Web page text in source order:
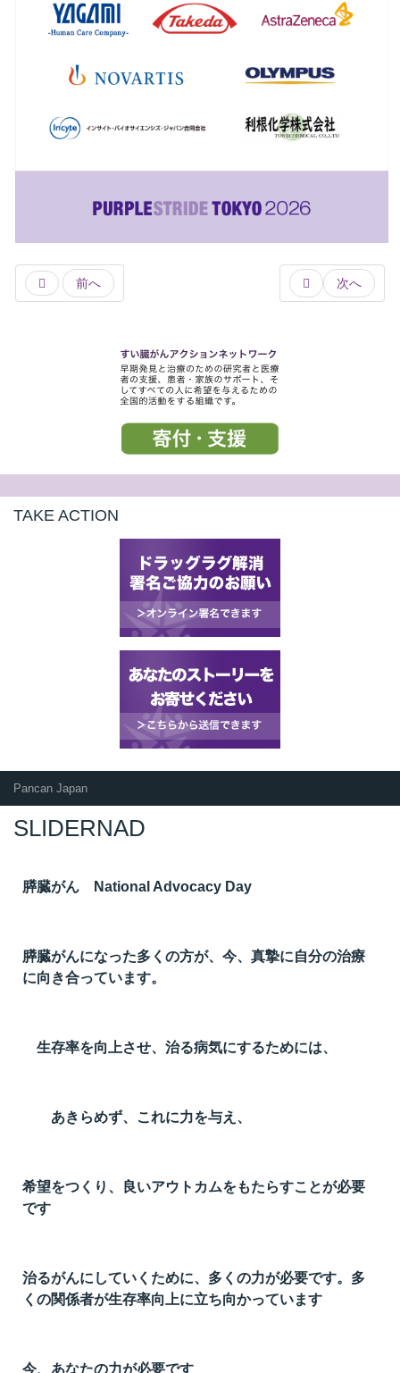
前へ 次へ
TAKE ACTION
Pancan Japan
SLIDERNAD
膵臓がん National Advocacy Day
膵臓がんになった多くの方が、今、真摯に自分の治療
に向き合っています。
生存率を向上させ、治る病気にするためには、
あきらめず、これに力を与え、
希望をつくり、良いアウトカムをもたらすことが必要
です
治るがんにしていくために、多くの力が必要です。多
くの関係者が生存率向上に立ち向かっています
今、あなたの力が必要です